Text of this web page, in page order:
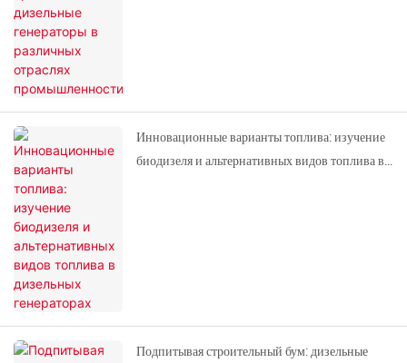
Инновационные варианты топлива: изучение
биодизеля и альтернативных видов топлива в
Подпитывая строительный бум: дизельные